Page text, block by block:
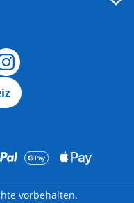
vorbehalten.